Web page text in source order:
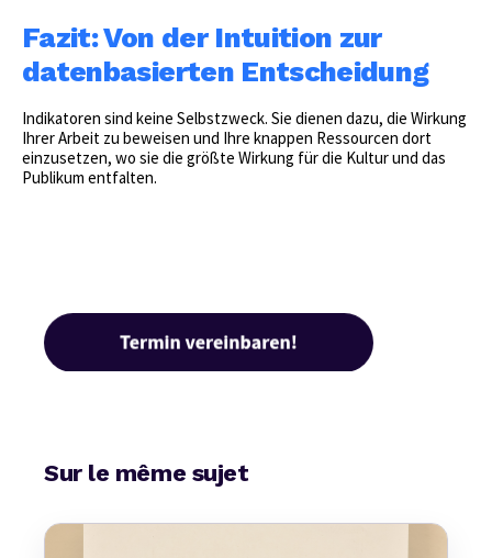
Fazit: Von der Intuition zur
datenbasierten Entscheidung
Indikatoren sind keine Selbstzweck. Sie dienen dazu, die Wirkung
Ihrer Arbeit zu beweisen und Ihre knappen Ressourcen dort
einzusetzen, wo sie die größte Wirkung für die Kultur und das
Publikum entfalten.
Sur le même sujet